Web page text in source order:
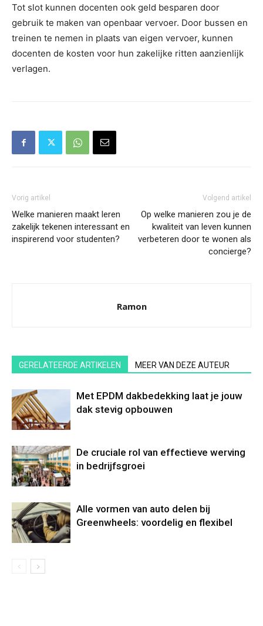
Tot slot kunnen docenten ook geld besparen door
gebruik te maken van openbaar vervoer. Door bussen en
treinen te nemen in plaats van eigen vervoer, kunnen
docenten de kosten voor hun zakelijke ritten aanzienlijk
verlagen.
Vorig artikel
Welke manieren maakt leren
zakelijk tekenen interessant en
inspirerend voor studenten?
Volgend artikel
Op welke manieren zou je de
kwaliteit van leven kunnen
verbeteren door te wonen als
concierge?
Ramon
GERELATEERDE ARTIKELEN MEER VAN DEZE AUTEUR
Met EPDM dakbedekking laat je jouw
dak stevig opbouwen
De cruciale rol van effectieve werving
in bedrijfsgroei
Alle vormen van auto delen bij
Greenwheels: voordelig en flexibel